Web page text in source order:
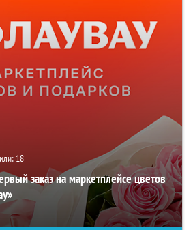
18
заказ на маркетплейсе цветов